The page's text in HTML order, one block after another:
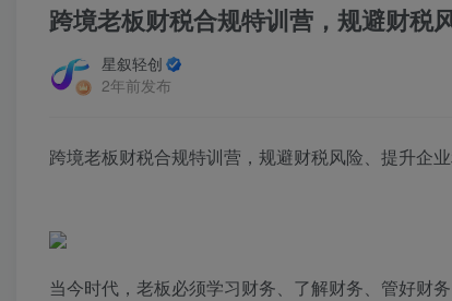
跨境老板财税合规特训营，规避财税
星叙轻创
2年前发布
跨境老板财税合规特训营，规避财税风险、提升企
当今时代，老板必须学习财务、了解财务、管好财